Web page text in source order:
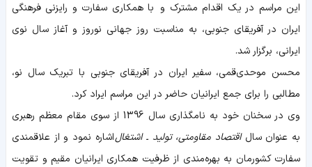
این مراسم در یک اقدام مشترک و با همکاری سفارت و رایزنی فرهنگی
ایران در آفریقای جنوبی، به مناسبت روز جهانی نوروز و آغاز سال نوی
ایرانی، برگزار شد.
محسن موحدی‌قمی، سفیر ایران در آفریقای جنوبی با تبریک سال نو،
مطالبی را برای جمع ایرانیان حاضر در این مراسم ایراد کرد.
وی در سخنان خود به نامگذاری سال 1396 از سوی مقام معظم رهبری
به عنوان سالاقتصاد مقاومتی، تولید ـ اشتغالاشاره نمود و از علاقمندی
سفارت کشورمان به بهره‌مندی از ظرفیت همکاری ایرانیان مقیم و تقویت